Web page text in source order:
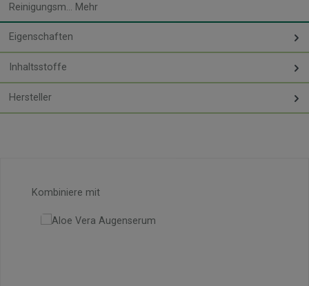
Reinigungsm… Mehr
Eigenschaften
Inhaltsstoffe
Hersteller
Produktgalerie überspringen
Kombiniere mit